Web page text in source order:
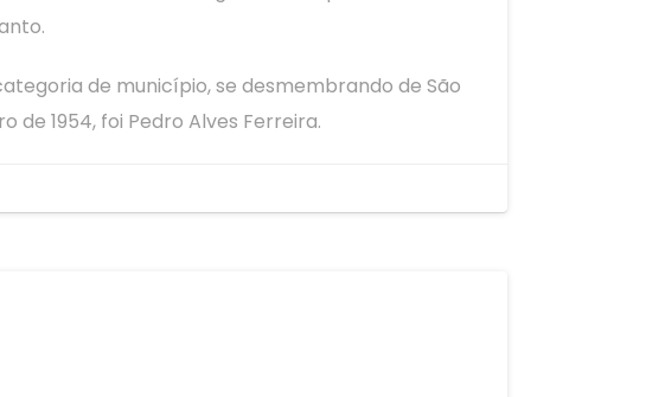
de município, se desmembrando de São
de 1954, foi Pedro Alves Ferreira.